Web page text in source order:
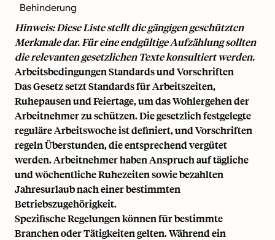
Behinderung
Hinweis: Diese Liste stellt die gängigen geschützten
Merkmale dar. Für eine endgültige Aufzählung sollten
die relevanten gesetzlichen Texte konsultiert werden.
Arbeitsbedingungen Standards und Vorschriften
Das Gesetz setzt Standards für Arbeitszeiten,
Ruhepausen und Feiertage, um das Wohlergehen der
Arbeitnehmer zu schützen. Die gesetzlich festgelegte
reguläre Arbeitswoche ist definiert, und Vorschriften
regeln Überstunden, die entsprechend vergütet
werden. Arbeitnehmer haben Anspruch auf tägliche
und wöchentliche Ruhezeiten sowie bezahlten
Jahresurlaub nach einer bestimmten
Betriebszugehörigkeit.
Spezifische Regelungen können für bestimmte
Branchen oder Tätigkeiten gelten. Während ein